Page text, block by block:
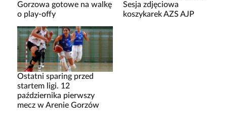
Gorzowa gotowe na walkę
o play-offy
Sesja zdjęciowa
koszykarek AZS AJP
Ostatni sparing przed
startem ligi. 12
października pierwszy
mecz w Arenie Gorzów